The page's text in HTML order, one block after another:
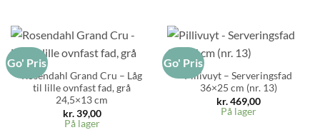
Go' Pris
Rosendahl Grand Cru – Låg
til lille ovnfast fad, grå
24,5×13 cm
kr.39,00
På lager
Go' Pris
Pillivuyt – Serveringsfad
36×25 cm (nr. 13)
kr.469,00
På lager